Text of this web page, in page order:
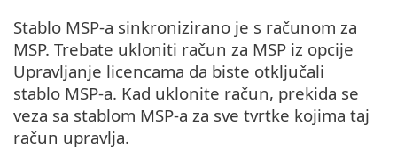
Stablo MSP-a sinkronizirano je s računom za
MSP. Trebate ukloniti račun za MSP iz opcije
Upravljanje licencama da biste otključali
stablo MSP-a. Kad uklonite račun, prekida se
veza sa stablom MSP-a za sve tvrtke kojima taj
račun upravlja.